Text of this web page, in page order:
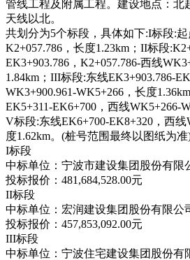
管线工程及附属工程。建设地点：北
天线以北。
共划分为5个标段，具体如下:I标段:
K2+057.786，长度1.23km；II标段
EK3+903.786，K2+057.786-西线
1.84km；III标段:东线EK3+903.786-
WK3+900.961-WK5+266，长度
EK5+311-EK6+700，西线WK5+266-
V标段:东线EK6+700-EK8+320，西
度1.62km。(桩号范围最终以图纸为准
I标段
中标单位：宁波市建设集团股份有限
投标报价：481,684,528.00元
II标段
中标单位：宏润建设集团股份有限公
投标报价：457,853,092.00元
III标段
中标单位：宁波住宅建设集团股份有